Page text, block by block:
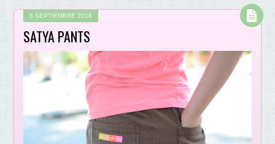
5 SEPTIEMBRE 2016
SATYA PANTS